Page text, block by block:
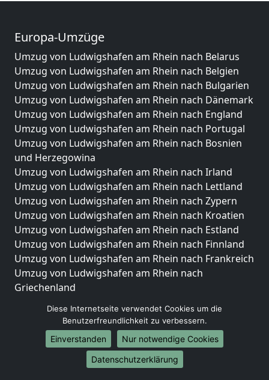
Europa-Umzüge
Umzug von Ludwigshafen am Rhein nach Belarus
Umzug von Ludwigshafen am Rhein nach Belgien
Umzug von Ludwigshafen am Rhein nach Bulgarien
Umzug von Ludwigshafen am Rhein nach Dänemark
Umzug von Ludwigshafen am Rhein nach England
Umzug von Ludwigshafen am Rhein nach Portugal
Umzug von Ludwigshafen am Rhein nach Bosnien
und Herzegowina
Umzug von Ludwigshafen am Rhein nach Irland
Umzug von Ludwigshafen am Rhein nach Lettland
Umzug von Ludwigshafen am Rhein nach Zypern
Umzug von Ludwigshafen am Rhein nach Kroatien
Umzug von Ludwigshafen am Rhein nach Estland
Umzug von Ludwigshafen am Rhein nach Finnland
Umzug von Ludwigshafen am Rhein nach Frankreich
Umzug von Ludwigshafen am Rhein nach
Griechenland
Umzug von Ludwigshafen am Rhein nach
Liechtenstein
Umzug von Ludwigshafen am Rhein nach
Diese Internetseite verwendet Cookies um die
Benutzerfreundlichkeit zu verbessern.
Einverstanden
Nur notwendige Cookies
Datenschutzerklärung